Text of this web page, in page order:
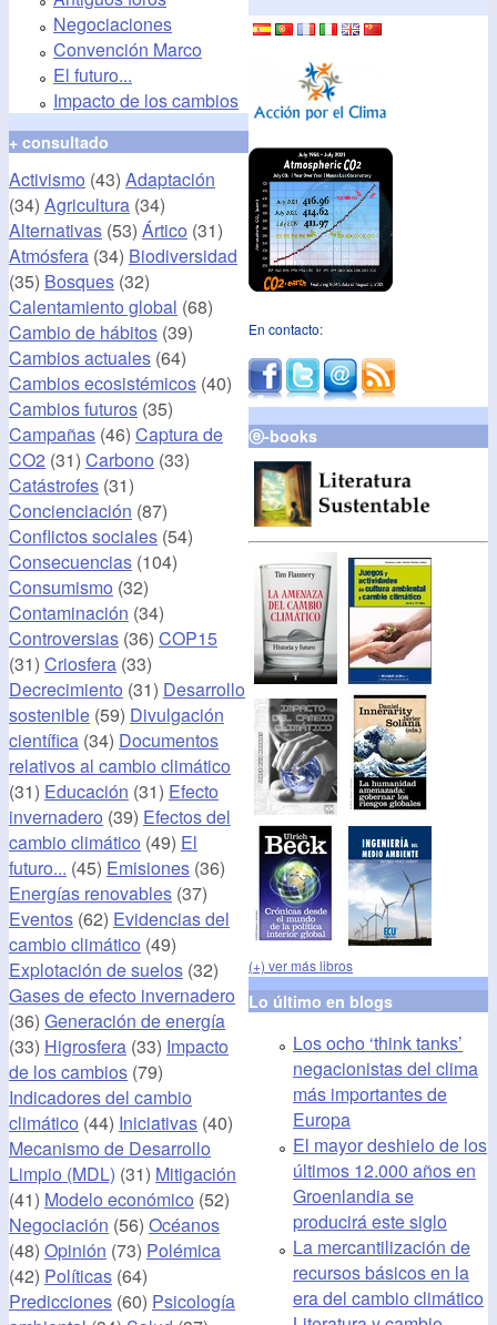
Negociaciones
Convención Marco
El futuro...
Impacto de los cambios
+ consultado
Activismo (43) Adaptación
(34) Agricultura (34)
Alternativas (53) Ártico (31)
Atmósfera (34) Biodiversidad
(35) Bosques (32)
Calentamiento global (68)
Cambio de hábitos (39)
Cambios actuales (64)
Cambios ecosistémicos (40)
Cambios futuros (35)
Campañas (46) Captura de
CO2 (31) Carbono (33)
Catástrofes (31)
Concienciación (87)
Conflictos sociales (54)
Consecuencias (104)
Consumismo (32)
Contaminación (34)
Controversias (36) COP15
(31) Criosfera (33)
Decrecimiento (31) Desarrollo
sostenible (59) Divulgación
científica (34) Documentos
relativos al cambio climático
(31) Educación (31) Efecto
invernadero (39) Efectos del
cambio climático (49) El
futuro... (45) Emisiones (36)
Energías renovables (37)
Eventos (62) Evidencias del
cambio climático (49)
Explotación de suelos (32)
Gases de efecto invernadero
(36) Generación de energía
(33) Higrosfera (33) Impacto
de los cambios (79)
Indicadores del cambio
climático (44) Iniciativas (40)
Mecanismo de Desarrollo
Limpio (MDL) (31) Mitigación
(41) Modelo económico (52)
Negociación (56) Océanos
(48) Opinión (73) Polémica
(42) Políticas (64)
Predicciones (60) Psicología
En contacto:
ⓔ-books
(+) ver más libros
Lo último en blogs
Los ocho ‘think tanks’
negacionistas del clima
más importantes de
Europa
El mayor deshielo de los
últimos 12.000 años en
Groenlandia se
producirá este siglo
La mercantilización de
recursos básicos en la
era del cambio climático